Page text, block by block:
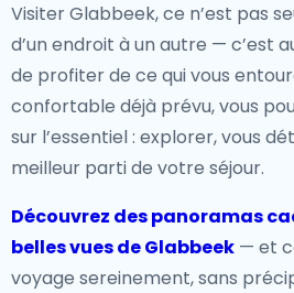
Visiter Glabbeek, ce n’est pas
d’un endroit à un autre — c’est
de profiter de ce qui vous
confortable déjà prévu, vous
sur l’essentiel : explorer, vous
meilleur parti de votre séjour.
Découvrez des panoramas
belles vues de Glabbeek — et
voyage sereinement, sans